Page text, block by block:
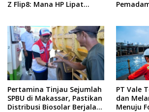
Z Flip8: Mana HP Lipat
Pertamina Tinjau Sejumlah
SPBU di Makassar, Pastikan
Distribusi Biosolar Berjalan
PT Vale
dan
Menuju